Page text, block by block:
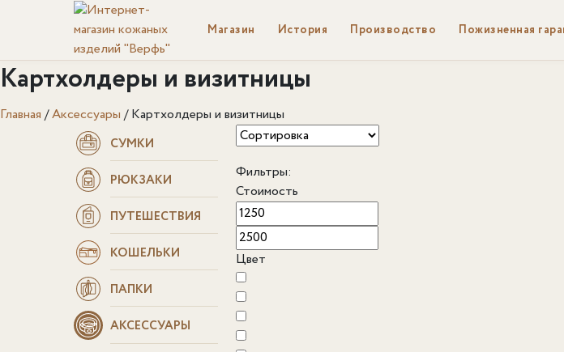
Магазин История Производство Пожизненная
Картхолдеры и визитницы
Главная /Аксессуары /Картхолдеры и визитницы
СУМКИ
РЮКЗАКИ
ПУТЕШЕСТВИЯ
КОШЕЛЬКИ
ПАПКИ
АКСЕССУАРЫ
Фильтры:
Стоимость
Цвет